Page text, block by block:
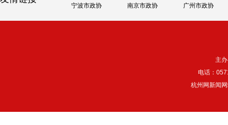
宁波市政协 南京市政协 广州市政协
主
电话：
杭州网新闻